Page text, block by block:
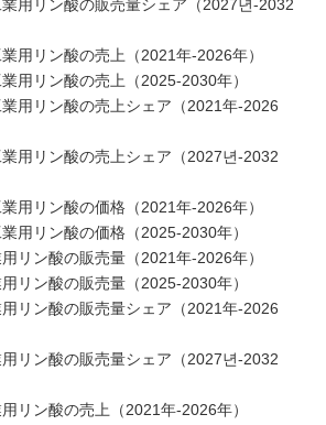
業用リン酸の販売量シェア（2027년-2032
用リン酸の売上（2021年-2026年）
用リン酸の売上（2025-2030年）
業用リン酸の売上シェア（2021年-2026
業用リン酸の売上シェア（2027년-2032
用リン酸の価格（2021年-2026年）
用リン酸の価格（2025-2030年）
リン酸の販売量（2021年-2026年）
リン酸の販売量（2025-2030年）
用リン酸の販売量シェア（2021年-2026
用リン酸の販売量シェア（2027년-2032
リン酸の売上（2021年-2026年）